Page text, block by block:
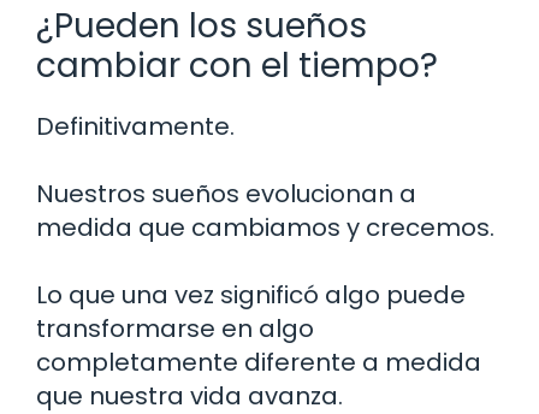
¿Pueden los sueños
cambiar con el tiempo?
Definitivamente.
Nuestros sueños evolucionan a
medida que cambiamos y crecemos.
Lo que una vez significó algo puede
transformarse en algo
completamente diferente a medida
que nuestra vida avanza.